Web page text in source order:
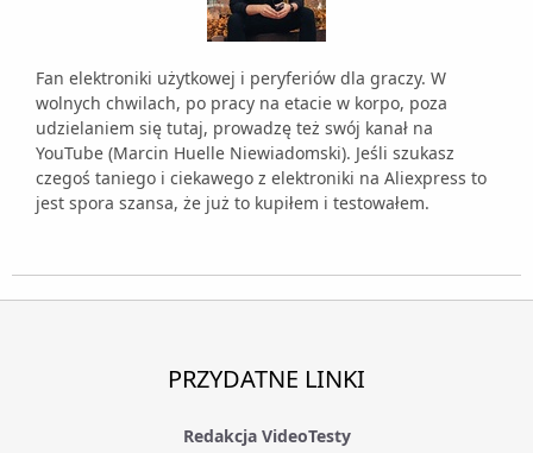
Fan elektroniki użytkowej i peryferiów dla graczy. W
wolnych chwilach, po pracy na etacie w korpo, poza
udzielaniem się tutaj, prowadzę też swój kanał na
YouTube (Marcin Huelle Niewiadomski). Jeśli szukasz
czegoś taniego i ciekawego z elektroniki na Aliexpress to
jest spora szansa, że już to kupiłem i testowałem.
PRZYDATNE LINKI
Redakcja VideoTesty